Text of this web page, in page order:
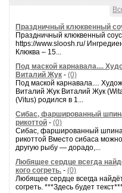
Праздничный клюквенный
Праздничный клюквенный соус
https://www.sloosh.ru/
Клюква – 15...
Под маской карнавала....
Виталий Жук - (0)
Под маской карнавала....
Виталий Жук Виталий Жук
(Vitus) родился в 1...
Сибас, фаршированный
рикоттой - (0)
Сибас, фаршированный
рикоттой Вместо сибаса
другую рыбу — дорадо,...
Любящее сердце всегда
кого согреть. - (0)
Любящее сердце всегда
согреть. ***Здесь будет